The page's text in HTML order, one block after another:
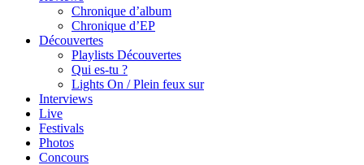
Chronique d’album
Chronique d’EP
Découvertes
Playlists Découvertes
Qui es-tu ?
Lights On / Plein feux sur
Interviews
Live
Festivals
Photos
Concours